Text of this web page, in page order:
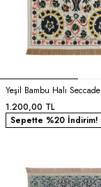
Yeşil Bambu Halı Seccade
1.200,00 TL
Sepette %20 İndirim!